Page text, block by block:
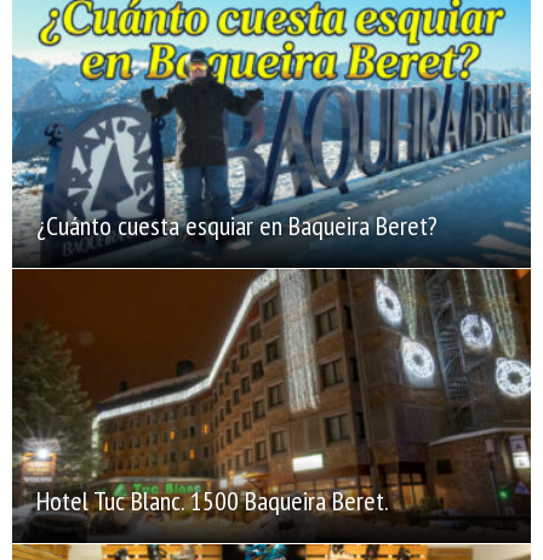
¿Cuánto cuesta esquiar en Baqueira Beret?
Hotel Tuc Blanc. 1500 Baqueira Beret.